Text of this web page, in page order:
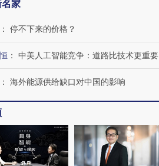
家
： 停不下来的价格？
： 中美人工智能竞争：道路比技术更重要
： 海外能源供给缺口对中国的影响